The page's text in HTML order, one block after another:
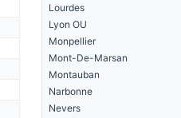
Lourdes
Lyon OU
Monpellier
Mont-De-Marsan
Montauban
Narbonne
Nevers